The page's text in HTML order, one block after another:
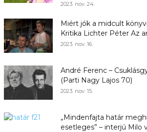
2023. nov. 24.
Miért jók a midcult
Kritika Lichter Péter Az
2023. nov. 16.
André Ferenc –
(Parti Nagy Lajos 70)
2023. nov. 15.
„Mindenfajta határ
esetleges” – interjú Milo